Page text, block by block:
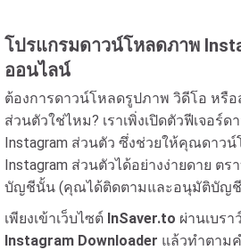
โปรแกรมดาวน์โหลดภาพ
ออนไลน์
ต้องการดาวน์โหลดรูปภาพ วิดีโอ หรื
ส่วนตัวใช่ไหม? เราเพิ่งเปิดตัวฟีเจอร์
Instagram ส่วนตัว ซึ่งช่วยให้คุณดาว
Instagram ส่วนตัวได้อย่างง่ายดาย ต
บัญชีนั้น (คุณได้ติดตามและอนุมัติบัญ
เพียงเข้าเว็บไซต์ InSaver.to ผ่านเบรา
Instagram Downloader แล้วทำตาม